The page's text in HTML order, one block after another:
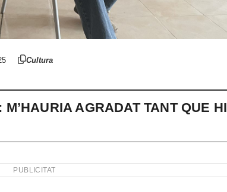
Cultura
AGRADAT TANT QUE HI
PUBLICITAT